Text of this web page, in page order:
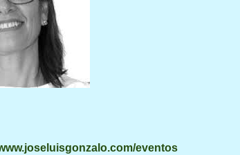
eventos